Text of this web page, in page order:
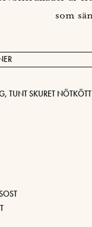
som
TUNT SKURET